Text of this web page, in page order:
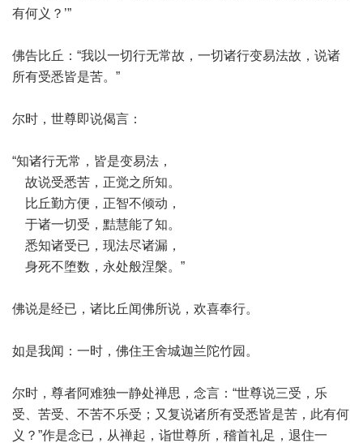
有何义？’”
佛告比丘：“我以一切行无常故，一切诸行变易法故，说诸
所有受悉皆是苦。”
尔时，世尊即说偈言：
“知诸行无常，皆是变易法，
故说受悉苦，正觉之所知。
比丘勤方便，正智不倾动，
于诸一切受，黠慧能了知。
悉知诸受已，现法尽诸漏，
身死不堕数，永处般涅槃。”
佛说是经已，诸比丘闻佛所说，欢喜奉行。
如是我闻：一时，佛住王舍城迦兰陀竹园。
尔时，尊者阿难独一静处禅思，念言：“世尊说三受，乐
受、苦受、不苦不乐受；又复说诸所有受悉皆是苦，此有何
义？”作是念已，从禅起，诣世尊所，稽首礼足，退住一